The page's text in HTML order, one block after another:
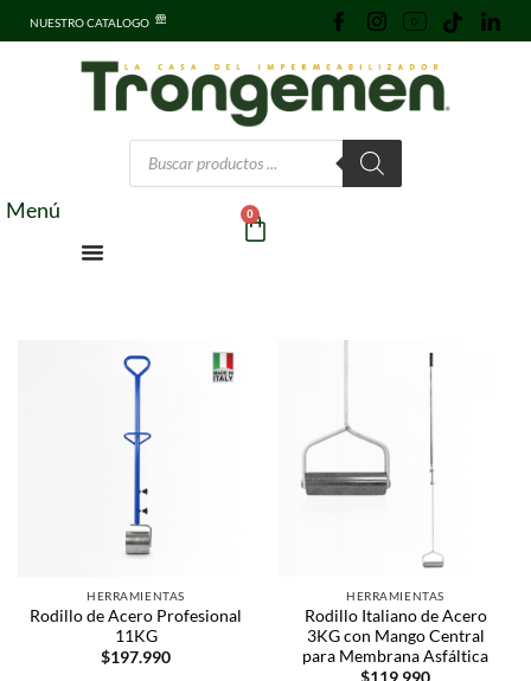
NUESTRO CATALOGO
Menú 0
HERRAMIENTAS
Rodillo de Acero Profesional
11KG
$197.990
HERRAMIENTAS
Rodillo Italiano de Acero
3KG con Mango Central
para Membrana Asfáltica